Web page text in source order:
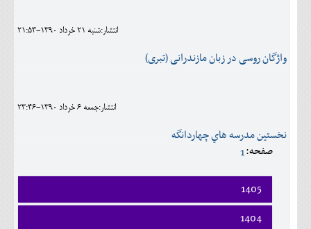
خانه
انتشار:شنبه 21 خرداد 1390-21:53
واژگان روسی در زبان مازندرانی (تبری)
انتشار:جمعه 6 خرداد 1390-23:46
نخستين مدرسه هاي چهاردانگه
صفحه:1
1405
فروردين
1404